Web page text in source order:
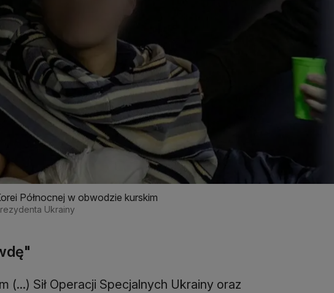
Północnej w obwodzie kurskim
Ukrainy
(...) Sił Operacji Specjalnych Ukrainy oraz